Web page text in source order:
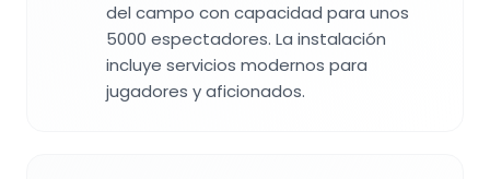
del campo con capacidad para unos
5000 espectadores. La instalación
incluye servicios modernos para
jugadores y aficionados.